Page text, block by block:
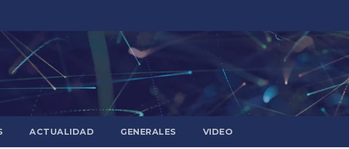
ACTUALIDAD GENERALES VIDEO